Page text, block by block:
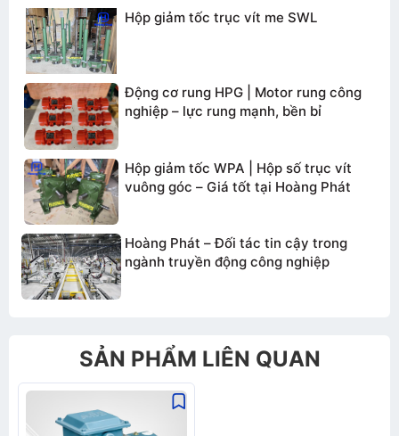
Gửi thông tin
Hộp giảm tốc trục vít me SWL
Động cơ rung HPG | Motor rung công
nghiệp – lực rung mạnh, bền bỉ
Hộp giảm tốc WPA | Hộp số trục vít
vuông góc – Giá tốt tại Hoàng Phát
Hoàng Phát – Đối tác tin cậy trong
ngành truyền động công nghiệp
SẢN PHẨM LIÊN QUAN